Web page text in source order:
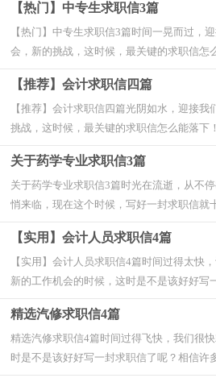
【热门】中专生求职信3篇
【热门】中专生求职信3篇时间一晃而过，
会，新的挑战，这时候，最关键的求职信怎
【推荐】会计求职信四篇
【推荐】会计求职信四篇光阴如水，迎接
挑战，这时候，最关键的求职信怎么能落下
关于药学专业求职信3篇
关于药学专业求职信3篇时光在流逝，从不
悄来临，现在这个时候，写好一封求职信就
【实用】会计人员求职信4篇
【实用】会计人员求职信4篇时间过得太快
新的工作机会的时候，这时是不是该好好写
精选汽修求职信4篇
精选汽修求职信4篇时间过得飞快，我们很
时是不是该好好写一封求职信了呢？相信许